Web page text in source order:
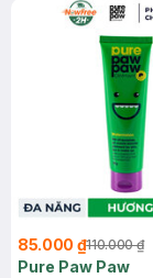
85.000 ₫110.000 ₫
Pure Paw Paw